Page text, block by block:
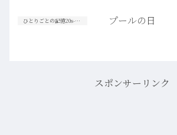
ひとりごとの記憶20s-30s プールの日
スポンサーリンク